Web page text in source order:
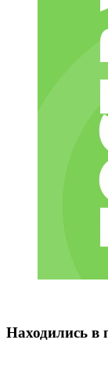
Находились в